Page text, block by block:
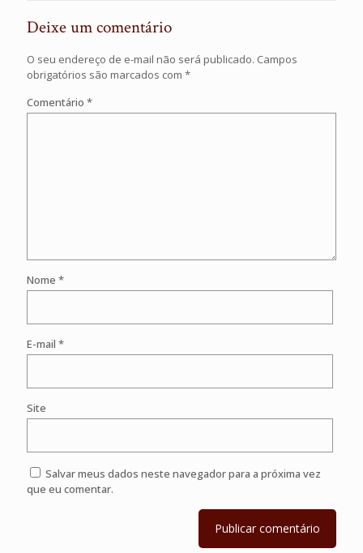
Deixe um comentário
O seu endereço de e-mail não será publicado. Campos
obrigatórios são marcados com *
Comentário *
Nome *
E-mail *
Site
Salvar meus dados neste navegador para a próxima vez
que eu comentar.